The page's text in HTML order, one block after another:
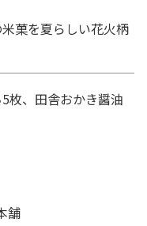
菓を夏らしい花火柄
枚、田舎おかき醤油
舗